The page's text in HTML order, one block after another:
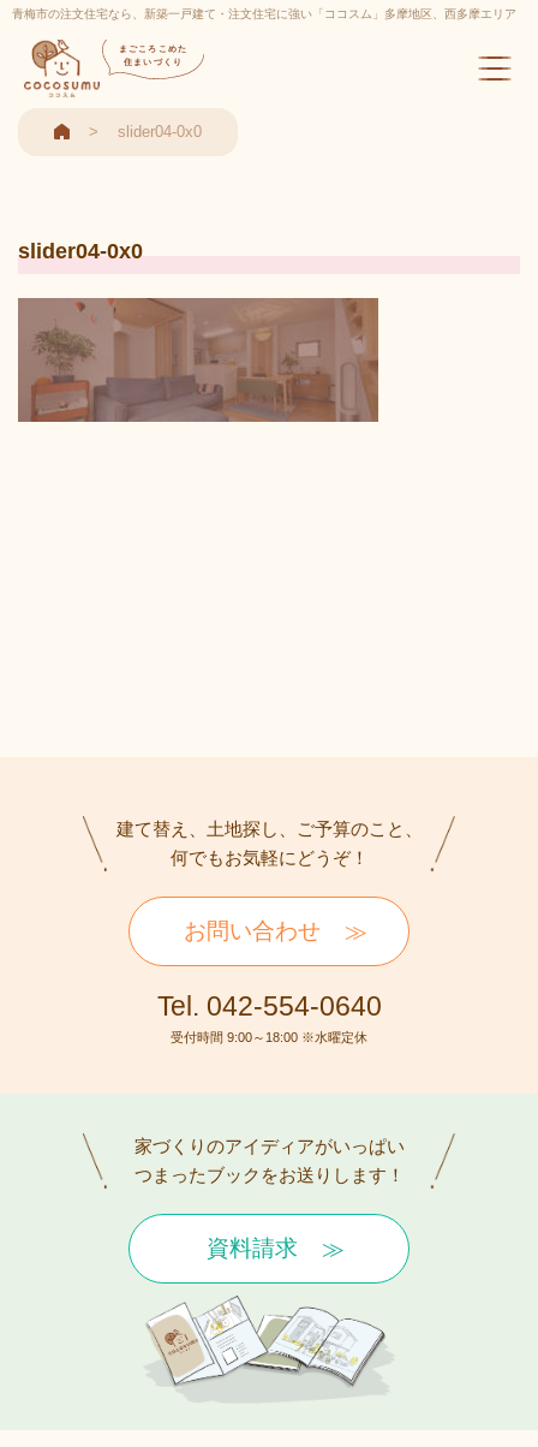
青梅市の注文住宅なら、新築一戸建て・注文住宅に強い「ココスム」多摩地区、西多摩エリア
実績多数
まごころこめた
住まいづくり
slider04-0x0
slider04-0x0
建て替え、土地探し、ご予算のこと、
何でもお気軽にどうぞ！
お問い合わせ
Tel. 042-554-0640
受付時間 9:00～18:00 ※水曜定休
家づくりのアイディアがいっぱい
つまったブックをお送りします！
資料請求